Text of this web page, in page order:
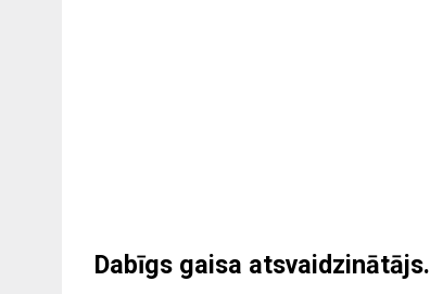
Dabīgs gaisa atsvaidzinātājs.